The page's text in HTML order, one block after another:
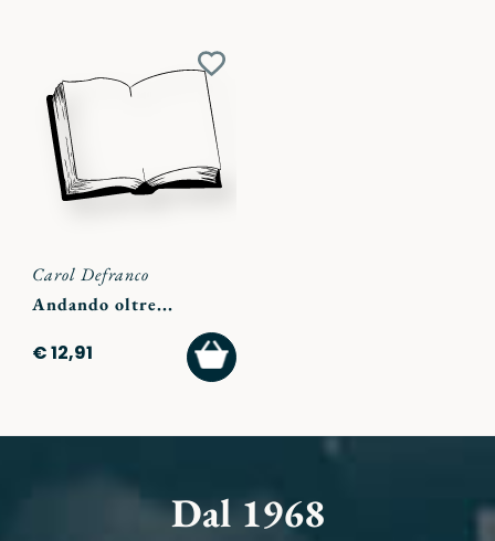
Aggiungi
ai
preferiti
Carol Defranco
Andando oltre...
€ 12,91
AGGIUNGI
AL
CARRELLO
Dal 1968